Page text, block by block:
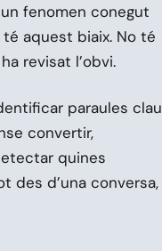
fenomen conegut
té aquest biaix. No té
revisat l’obvi.
paraules clau
convertir,
quines
des d’una conversa,